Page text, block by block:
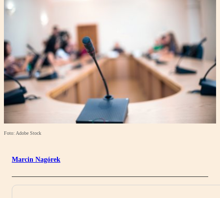
Foto: Adobe Stock
Marcin Nagórek